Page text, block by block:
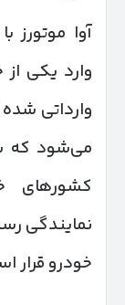
وارد یکی
وارداتی
می‌شود که
کشورهای
نمایندگی
خودرو قرار